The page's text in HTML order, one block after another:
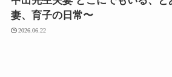
妻、育子の日常〜
2026.06.22